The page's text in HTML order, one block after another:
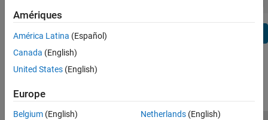
Event-Based Modeling
Real-Time Simulation and Testing
Workflows
Parallel Computing
Systems Engineering
Code Generation
Amériques
América Latina (Español)
Canada (English)
United States (English)
Europe
Belgium (English)
Netherlands(English)